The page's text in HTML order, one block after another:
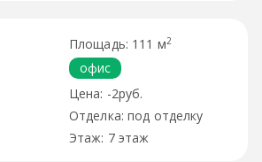
111 м2
офис
-2руб.
под отделку
7 этаж